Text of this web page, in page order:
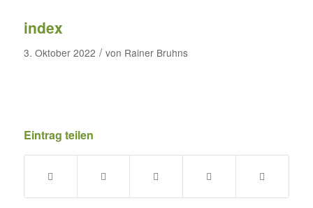
index
3. Oktober 2022 / von Rainer Bruhns
Eintrag teilen